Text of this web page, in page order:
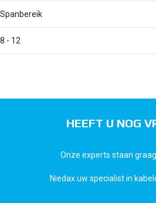
Spanbereik
8 - 12
HEEFT U NOG
Onze experts staan
Niedax uw specialist in